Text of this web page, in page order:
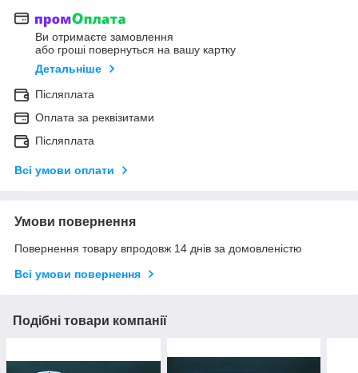
Ви отримаєте замовлення
або гроші повернуться на вашу картку
Детальніше
Післяплата
Оплата за реквізитами
Післяплата
Всі умови оплати
Умови повернення
Повернення товару впродовж 14 днів за домовленістю
Всі умови повернення
Подібні товари компанії